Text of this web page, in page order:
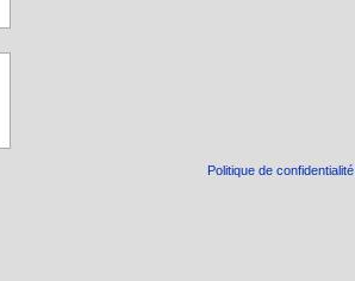
Politique de confidentialité